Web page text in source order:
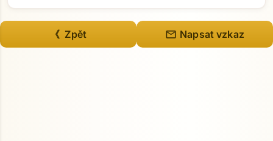
《 Zpět mail Napsat vzkaz